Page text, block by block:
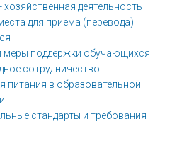
деятельность
для приёма (перевода)
меры поддержки обучающихся
сотрудничество
питания в образовательной
стандарты и требования